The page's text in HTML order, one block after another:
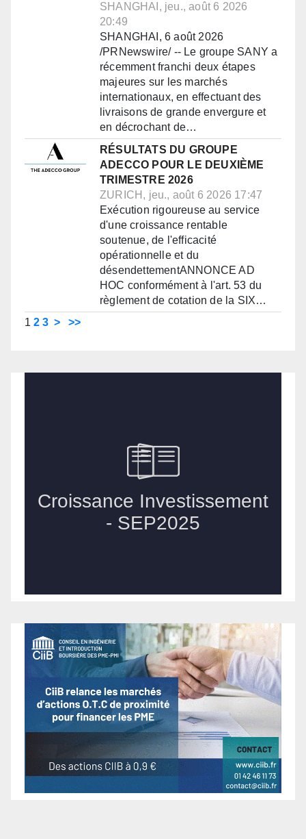
SHANGHAI, jeu., août 6 2026
20:49
SHANGHAI, 6 août 2026
/PRNewswire/ -- Le groupe SANY a
récemment franchi deux étapes
majeures sur les marchés
internationaux, en effectuant des
livraisons de grande envergure et
en décrochant de…
RÉSULTATS DU GROUPE
ADECCO POUR LE DEUXIÈME
TRIMESTRE 2026
ZURICH, jeu., août 6 2026 17:47
Exécution rigoureuse au service
d'une croissance rentable
soutenue, de l'efficacité
opérationnelle et du
désendettementANNONCE AD
HOC conformément à l'art. 53 du
règlement de cotation de la SIX…
1 2 3 > >>